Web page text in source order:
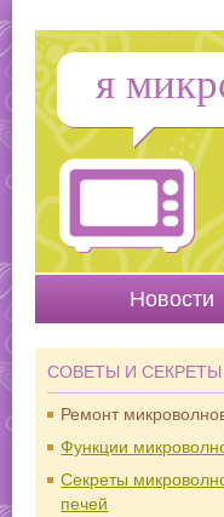
я
Новости
СОВЕТЫ И СЕКРЕТЫ
Ремонт
Функции
Секреты
печей